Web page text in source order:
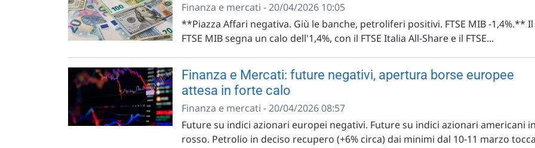
Finanza e mercati - 20/04/2026 10:05
**Piazza Affari negativa. Giù le banche, petroliferi positivi. FTSE MIB -1,4%.** Il
FTSE MIB segna un calo dell'1,4%, con il FTSE Italia All-Share e il FTSE...
Finanza e Mercati: future negativi, apertura borse europee
attesa in forte calo
Finanza e mercati - 20/04/2026 08:57
Future su indici azionari europei negativi. Future su indici azionari americani
rosso. Petrolio in deciso recupero (+6% circa) dai minimi dal 10-11 marzo